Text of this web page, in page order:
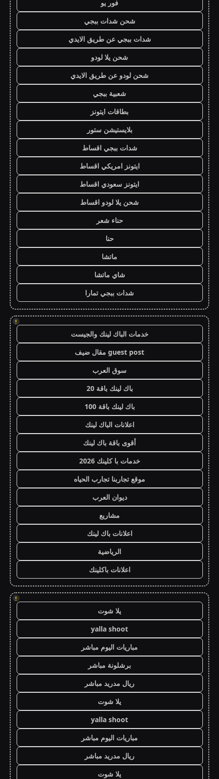
فور يو
شحن شدات ببجي
شدات ببجي عن طريق الايدي
شحن يلا لودو
شحن لودو عن طريق الايدي
شعبية ببجي
بطاقات ايتونز
بلايستيشن ستور
شدات ببجي اقساط
ايتونز امريكي اقساط
ايتونز سعودي اقساط
شحن يلا لودو اقساط
حناء شعر
حنا
ماتشا
شاي ماتشا
شدات ببجي تمارا
!
خدمات الباك لينك والجيست
guest post مقال ضيف
سوق العرب
باك لينك باقة 20
باك لينك باقة 100
اعلانات الباك لينك
أقوى باقة باك لينك
خدمات با كلينك 2026
موقع تجاربنا تجارب الحياه
ديوان العرب
مشاريع
اعلانات باك لينك
الرياضية
اعلانات باكلينك
!
يلا شوت
yalla shoot
مباريات اليوم مباشر
برشلونة مباشر
ريال مدريد مباشر
يلا شوت
yalla shoot
مباريات اليوم مباشر
ريال مدريد مباشر
يلا شوت